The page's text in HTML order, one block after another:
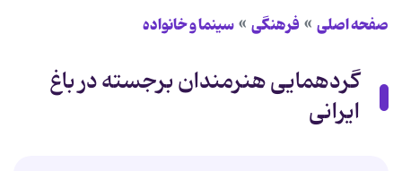
صفحه اصلی فرهنگی سینما و خانواده
گردهمایی هنرمندان برجسته در باغ
ایرانی